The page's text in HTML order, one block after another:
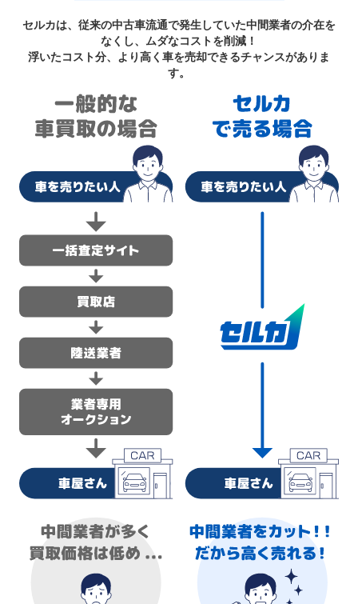
セルカは、従来の中古車流通で発生していた中間業者の介在を
なくし、ムダなコストを削減！
浮いたコスト分、より高く車を売却できるチャンスがありま
す。